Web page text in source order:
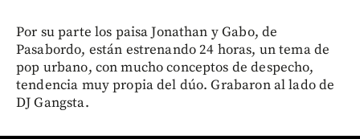
Por su parte los paisa Jonathan y Gabo, de
Pasabordo, están estrenando 24 horas, un tema de
pop urbano, con mucho conceptos de despecho,
tendencia muy propia del dúo. Grabaron al lado de
DJ Gangsta.